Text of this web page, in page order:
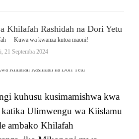
Khilafah Rashidah na Dori Yetu
Kuwa wa kwanza kutoa maoni!
21 Septemba 2024
kuhusu kusimamishwa kwa
Ulimwengu wa Kiislamu
ambako Khilafah